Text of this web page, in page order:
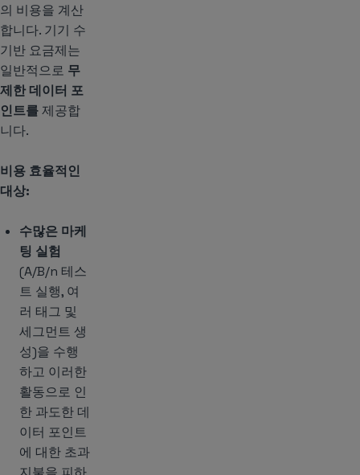
의 비용을 계산
합니다. 기기 수
기반 요금제는
일반적으로 무
제한 데이터 포
인트를제공합
니다.
비용 효율적인
대상:
수많은 마케
팅 실험
(A/B/n 테스
트 실행, 여
러 태그 및
세그먼트 생
성)을 수행
하고 이러한
활동으로 인
한 과도한 데
이터 포인트
에 대한 초과